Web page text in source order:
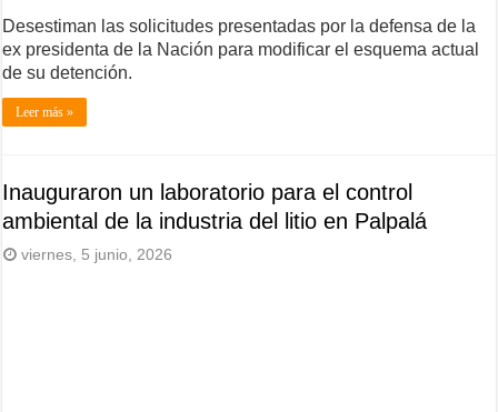
Desestiman las solicitudes presentadas por la defensa de la
ex presidenta de la Nación para modificar el esquema actual
de su detención.
Leer más »
Inauguraron un laboratorio para el control
ambiental de la industria del litio en Palpalá
viernes, 5 junio, 2026